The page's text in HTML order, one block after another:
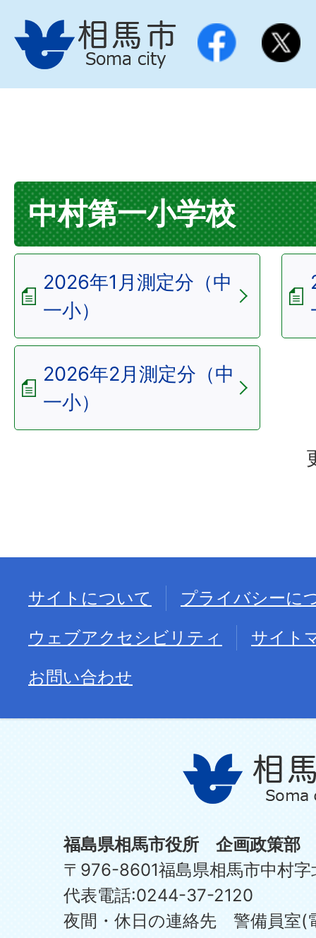
中村第一小学校
2026年1月測定分（中
一小）
2026年2月測定分（中
一小）
サイトについて
プライバシーに
ウェブアクセシビリティ
サイト
お問い合わせ
福島県相馬市役所 企画政策部
〒976-8601福島県相馬市中村
代表電話:0244-37-2120
夜間・休日の連絡先 警備員室